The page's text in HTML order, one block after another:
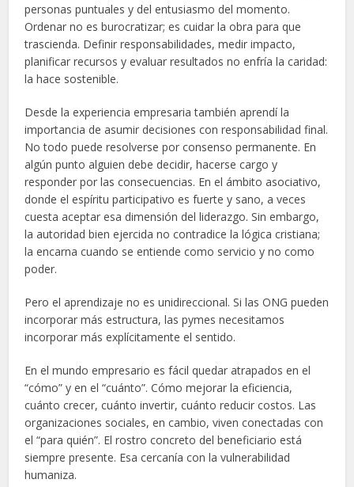
personas puntuales y del entusiasmo del momento.
Ordenar no es burocratizar; es cuidar la obra para que
trascienda. Definir responsabilidades, medir impacto,
planificar recursos y evaluar resultados no enfría la caridad:
la hace sostenible.
Desde la experiencia empresaria también aprendí la
importancia de asumir decisiones con responsabilidad final.
No todo puede resolverse por consenso permanente. En
algún punto alguien debe decidir, hacerse cargo y
responder por las consecuencias. En el ámbito asociativo,
donde el espíritu participativo es fuerte y sano, a veces
cuesta aceptar esa dimensión del liderazgo. Sin embargo,
la autoridad bien ejercida no contradice la lógica cristiana;
la encarna cuando se entiende como servicio y no como
poder.
Pero el aprendizaje no es unidireccional. Si las ONG pueden
incorporar más estructura, las pymes necesitamos
incorporar más explícitamente el sentido.
En el mundo empresario es fácil quedar atrapados en el
“cómo” y en el “cuánto”. Cómo mejorar la eficiencia,
cuánto crecer, cuánto invertir, cuánto reducir costos. Las
organizaciones sociales, en cambio, viven conectadas con
el “para quién”. El rostro concreto del beneficiario está
siempre presente. Esa cercanía con la vulnerabilidad
humaniza.